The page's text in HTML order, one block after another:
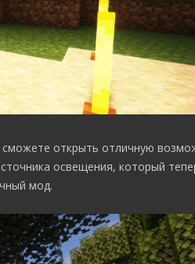
открыть отличную
освещения, который
мод.